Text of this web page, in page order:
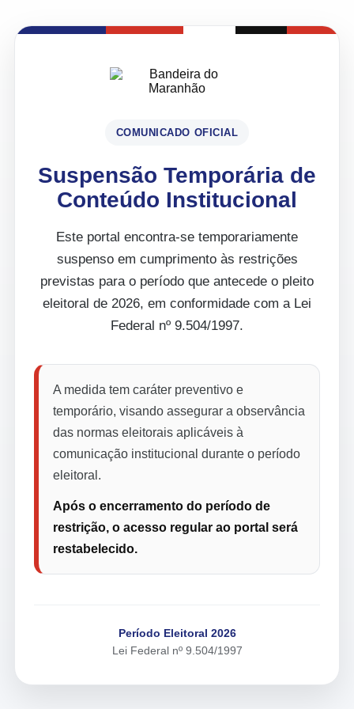
COMUNICADO OFICIAL
Suspensão Temporária de
Conteúdo Institucional
Este portal encontra-se temporariamente
suspenso em cumprimento às restrições
previstas para o período que antecede o pleito
eleitoral de 2026, em conformidade com a Lei
Federal nº 9.504/1997.
A medida tem caráter preventivo e
temporário, visando assegurar a observância
das normas eleitorais aplicáveis à
comunicação institucional durante o período
eleitoral.
Após o encerramento do período de
restrição, o acesso regular ao portal será
restabelecido.
Período Eleitoral 2026
Lei Federal nº 9.504/1997